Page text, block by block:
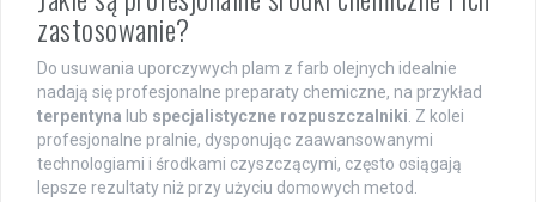
zastosowanie?
Do usuwania uporczywych plam z farb olejnych idealnie
nadają się profesjonalne preparaty chemiczne, na przykład
terpentyna lub specjalistyczne rozpuszczalniki . Z kolei
profesjonalne pralnie, dysponując zaawansowanymi
technologiami i środkami czyszczącymi, często osiągają
lepsze rezultaty niż przy użyciu domowych metod.